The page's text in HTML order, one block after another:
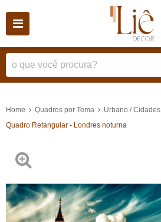
Home Quadros por Tema
Urbano / Cidades
Quadro Retangular - Londres noturna